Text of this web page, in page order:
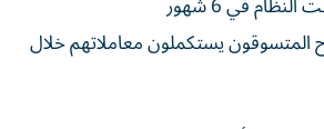
المتسوقون يستكملون معاملاتهم خلال